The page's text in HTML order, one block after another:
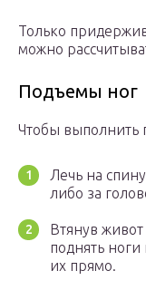
Только
можно
Подъемы ног
Чтобы выполнить
Лечь на
либо за
Втянув
поднять ноги
их прямо.